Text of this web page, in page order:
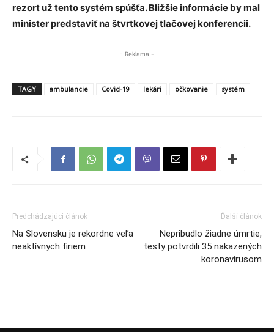
rezort už tento systém spúšťa. Bližšie informácie by mal
minister predstaviť na štvrtkovej tlačovej konferencii.
- Reklama -
TAGY ambulancie Covid-19 lekári očkovanie systém
Predchádzajúci článok
Na Slovensku je rekordne veľa
neaktívnych firiem
Ďalší článok
Nepribudlo žiadne úmrtie,
testy potvrdili 35 nakazených
koronavírusom